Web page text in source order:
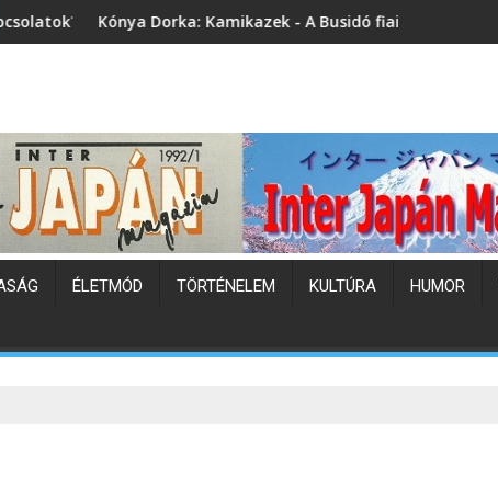
Kamikazek - A Busidó fiai (könyvbemutató)Japán hőhullám
ÉLETMÓD TÖRTÉNELEM KULTÚRA HUMOR